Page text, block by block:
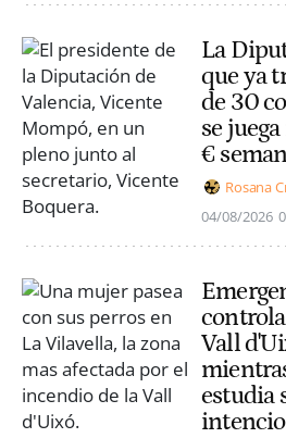
La
que ya
de 30
se
€
Rosana
04/08/2026
Vall
estudia